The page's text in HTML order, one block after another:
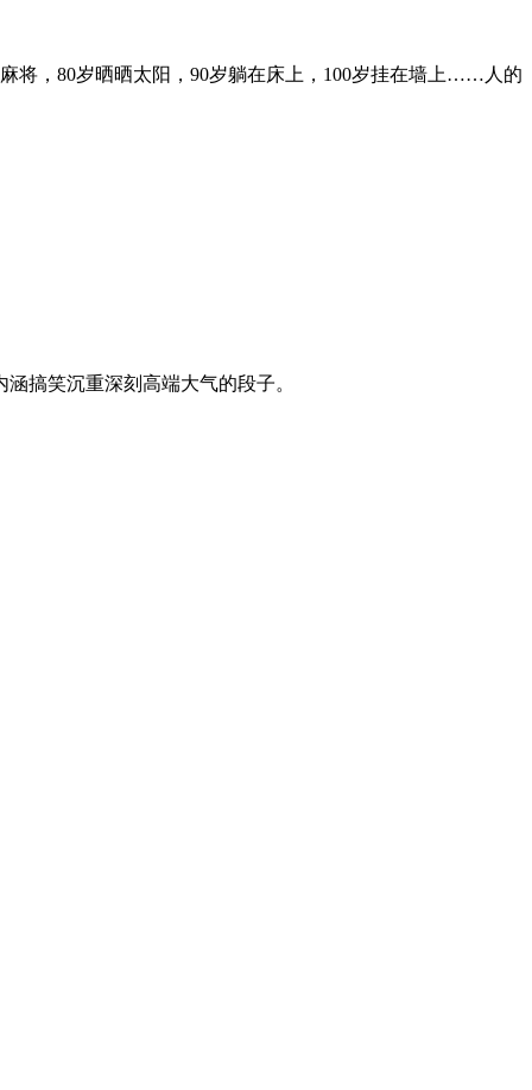
将，80岁晒晒太阳，90岁躺在床上，100岁挂在墙上……人的
搞笑沉重深刻高端大气的段子。